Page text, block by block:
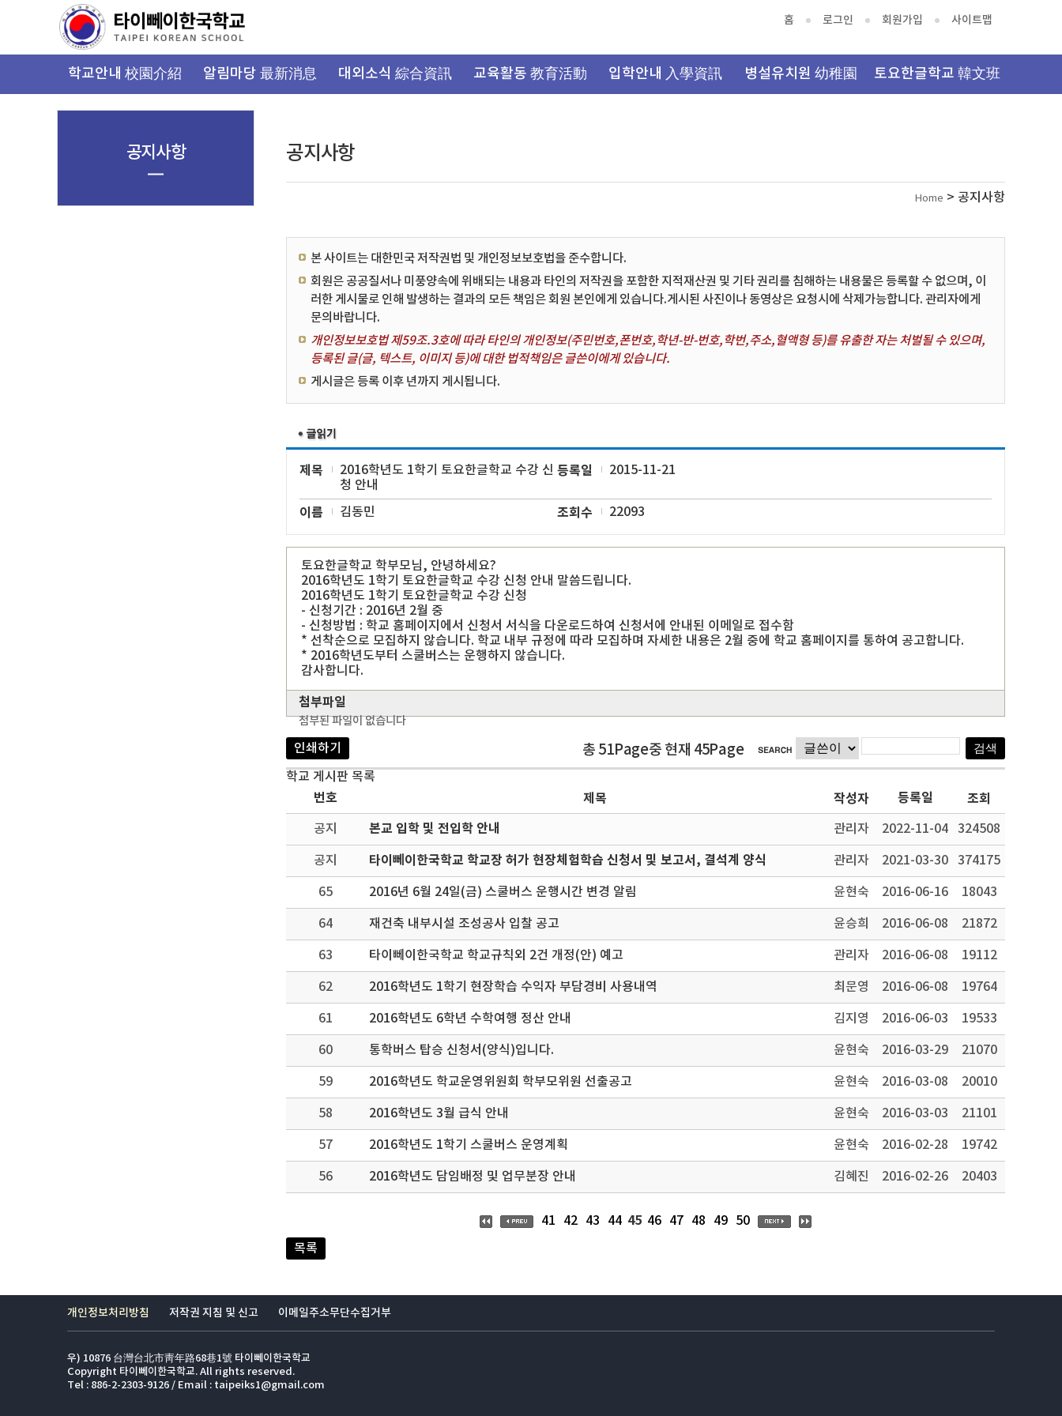
뉴
홈 로그인 회원가입 사이트맵
학교안내 校園介紹 알림마당 最新消息 대외소식 綜合資訊 교육활동 教育活動 입학안내 入學資訊 병설유치원 幼稚園 토요한글학교 韓文班
공지사항
Home > 공지사항
본 사이트는 대한민국 저작권법 및 개인정보보호법을 준수합니다.
회원은 공공질서나 미풍양속에 위배되는 내용과 타인의 저작권을 포함한 지적재산권 및 기타 권리를 침해하는 내용물은 등록할 수 없으며, 이
러한 게시물로 인해 발생하는 결과의 모든 책임은 회원 본인에게 있습니다.게시된 사진이나 동영상은 요청시에 삭제가능합니다. 관리자에게
문의바랍니다.
개인정보보호법 제59조.3호에 따라 타인의 개인정보(주민번호,폰번호,학년-반-번호,학번,주소,혈액형 등)를 유출한 자는 처벌될 수 있으며,
등록된 글(글, 텍스트, 이미지 등)에 대한 법적책임은 글쓴이에게 있습니다.
게시글은 등록 이후 년까지 게시됩니다.
제목
2016학년도 1학기 토요한글학교 수강 신
청 안내
등록일 2015-11-21
이름 김동민 조회수 22093
토요한글학교 학부모님, 안녕하세요?
2016학년도 1학기 토요한글학교 수강 신청 안내 말씀드립니다.
2016학년도 1학기 토요한글학교 수강 신청
- 신청기간 : 2016년 2월 중
- 신청방법 : 학교 홈페이지에서 신청서 서식을 다운로드하여 신청서에 안내된 이메일로 접수함
* 선착순으로 모집하지 않습니다. 학교 내부 규정에 따라 모집하며 자세한 내용은 2월 중에 학교 홈페이지를 통하여 공고합니다.
* 2016학년도부터 스쿨버스는 운행하지 않습니다.
감사합니다.
첨부파일
첨부된 파일이 없습니다
인쇄하기 총 51Page중 현재 45Page
학교 게시판 목록
번호 제목 작성자 등록일 조회
공지 본교 입학 및 전입학 안내 관리자 2022-11-04 324508
공지 타이뻬이한국학교 학교장 허가 현장체험학습 신청서 및 보고서, 결석계 양식 관리자 2021-03-30 374175
65 2016년 6월 24일(금) 스쿨버스 운행시간 변경 알림 윤현숙 2016-06-16 18043
64 재건축 내부시설 조성공사 입찰 공고 윤승희 2016-06-08 21872
63 타이뻬이한국학교 학교규칙외 2건 개정(안) 예고 관리자 2016-06-08 19112
62 2016학년도 1학기 현장학습 수익자 부담경비 사용내역 최문영 2016-06-08 19764
61 2016학년도 6학년 수학여행 정산 안내 김지영 2016-06-03 19533
60 통학버스 탑승 신청서(양식)입니다. 윤현숙 2016-03-29 21070
59 2016학년도 학교운영위원회 학부모위원 선출공고 윤현숙 2016-03-08 20010
58 2016학년도 3월 급식 안내 윤현숙 2016-03-03 21101
57 2016학년도 1학기 스쿨버스 운영계획 윤현숙 2016-02-28 19742
56 2016학년도 담임배정 및 업무분장 안내 김혜진 2016-02-26 20403
41 42 43 44 45 46 47 48 49
50
목록
공지사항
개인정보처리방침 저작권 지침 및 신고 이메일주소무단수집거부
우) 10876 台灣台北市靑年路68巷1號 타이뻬이한국학교
Copyright 타이뻬이한국학교. All rights reserved.
Tel : 886-2-2303-9126 / Email : taipeiks1@gmail.com